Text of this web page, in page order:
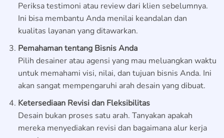
Periksa testimoni atau review dari klien sebelumnya.
Ini bisa membantu Anda menilai keandalan dan
kualitas layanan yang ditawarkan.
Pemahaman tentang Bisnis Anda
Pilih desainer atau agensi yang mau meluangkan waktu
untuk memahami visi, nilai, dan tujuan bisnis Anda. Ini
akan sangat mempengaruhi arah desain yang dibuat.
Ketersediaan Revisi dan Fleksibilitas
Desain bukan proses satu arah. Tanyakan apakah
mereka menyediakan revisi dan bagaimana alur kerja